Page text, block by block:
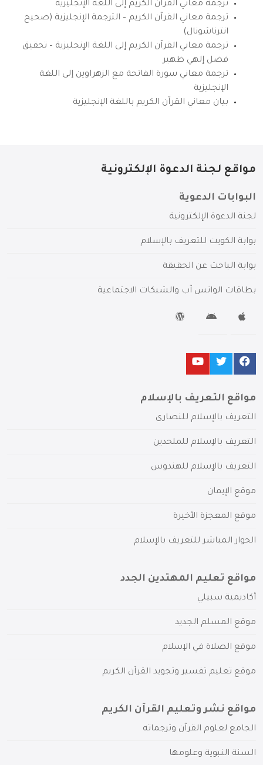
ترجمة معاني القرآن الكريم إلى اللغة الإنجليزية
ترجمة معاني القرآن الكريم – الترجمة الإنجليزية (صحيح
انترناشونال)
ترجمة معاني القرآن الكريم إلى اللغة الإنجليزية – تحقيق
فضل إلهي ظهير
ترجمة معاني سورة الفاتحة مع الزهراوين إلى اللغة
الإنجليزية
بيان معاني القرآن الكريم باللغة الإنجليزية
مواقع لجنة الدعوة الإلكترونية
البوابات الدعوية
لجنة الدعوة الإلكترونية
بوابة الكويت للتعريف بالإسلام
بوابة الباحث عن الحقيقة
بطاقات الواتس آب والشبكات الاجتماعية
مواقع التعريف بالإسلام
التعريف بالإسلام للنصارى
التعريف بالإسلام للملحدين
التعريف بالإسلام للهندوس
موقع الإيمان
موقع المعجزة الأخيرة
الحوار المباشر للتعريف بالإسلام
مواقع تعليم المهتدين الجدد
أكاديمية سبيلي
موقع المسلم الجديد
موقع الصلاة في الإسلام
موقع تعليم تفسير وتجويد القرآن الكريم
مواقع نشر وتعليم القرآن الكريم
الجامع لعلوم القرآن وترجماته
السنة النبوية وعلومها